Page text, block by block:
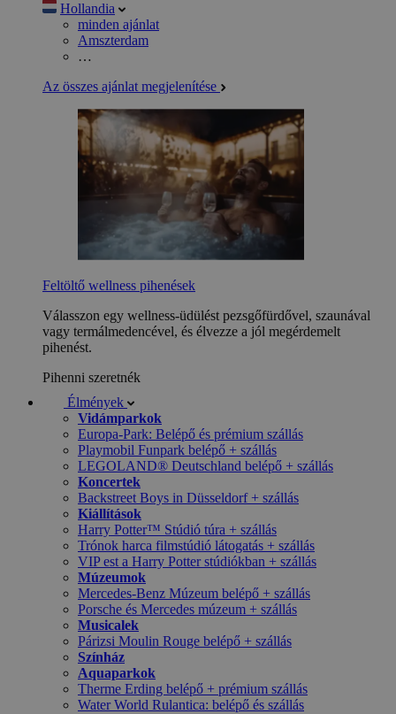
Hollandia
minden ajánlat
Amszterdam
…
Az összes ajánlat megjelenítése
Feltöltő wellness pihenések
Válasszon egy wellness-üdülést pezsgőfürdővel, szaunával
vagy termálmedencével, és élvezze a jól megérdemelt
pihenést.
Pihenni szeretnék
Élmények
Vidámparkok
Europa-Park: Belépő és prémium szállás
Playmobil Funpark belépő + szállás
LEGOLAND® Deutschland belépő + szállás
Koncertek
Backstreet Boys in Düsseldorf + szállás
Kiállítások
Harry Potter™ Stúdió túra + szállás
Trónok harca filmstúdió látogatás + szállás
VIP est a Harry Potter stúdiókban + szállás
Múzeumok
Mercedes-Benz Múzeum belépő + szállás
Porsche és Mercedes múzeum + szállás
Musicalek
Párizsi Moulin Rouge belépő + szállás
Színház
Aquaparkok
Therme Erding belépő + prémium szállás
Water World Rulantica: belépő és szállás